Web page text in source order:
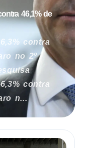
46,1% de
contra
no 2º
contra
n...